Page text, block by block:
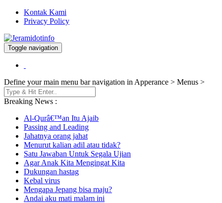
Kontak Kami
Privacy Policy
Jeramidotinfo
Berita dan Informasi Terkini
Toggle navigation
Define your main menu bar navigation in Apperance > Menus >
Breaking News :
Al-Qurâ€™an Itu Ajaib
Passing and Leading
Jahatnya orang jahat
Menurut kalian adil atau tidak?
Satu Jawaban Untuk Segala Ujian
Agar Anak Kita Mengingat Kita
Dukungan hastag
Kebal virus
Mengapa Jepang bisa maju?
Andai aku mati malam ini